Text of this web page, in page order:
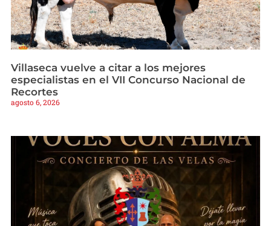
Villaseca vuelve a citar a los mejores
especialistas en el VII Concurso Nacional de
Recortes
agosto 6, 2026